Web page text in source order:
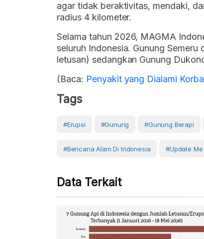
agar tidak beraktivitas, mendaki,
radius 4 kilometer.
Selama tahun 2026, MAGMA
seluruh Indonesia. Gunung
letusan) sedangkan Gunung
(Baca: Penyakit yang Dialami
Tags
#erupsi #Gunung #gunung Berapi
#Bencana Alam Di Indonesia #Update Me
Data Terkait